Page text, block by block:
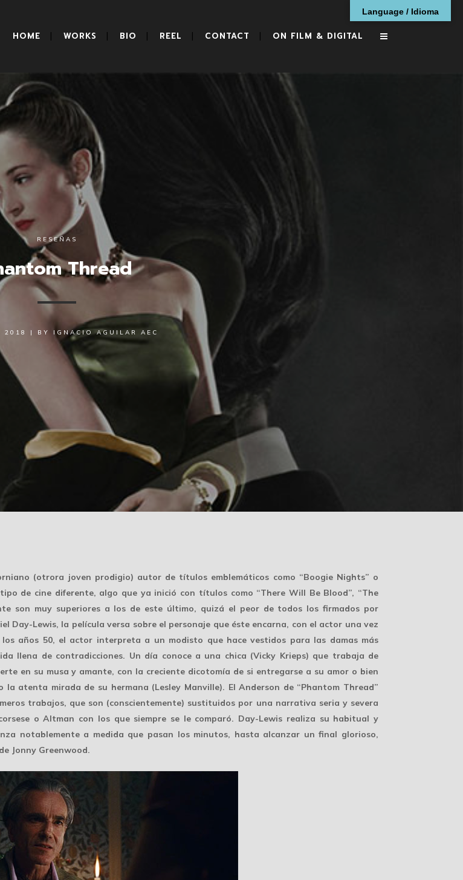
HOME WORKS BIO REEL CONTACT ON FILM & DIGITAL
RESEÑAS
Thread
2018 | BY IGNACIO AGUILAR AEC
(otrora joven prodigio) autor de títulos emblemáticos como “Boogie Nights” o
de cine diferente, algo que ya inició con títulos como “There Will Be Blood”, “The
son muy superiores a los de este último, quizá el peor de todos los firmados por
Day-Lewis, la película versa sobre el personaje que éste encarna, con el actor una vez
años 50, el actor interpreta a un modisto que hace vestidos para las damas más
llena de contradicciones. Un día conoce a una chica (Vicky Krieps) que trabaja de
en su musa y amante, con la creciente dicotomía de si entregarse a su amor o bien
atenta mirada de su hermana (Lesley Manville). El Anderson de “Phantom Thread”
trabajos, que son (conscientemente) sustituidos por una narrativa seria y severa
o Altman con los que siempre se le comparó. Day-Lewis realiza su habitual y
notablemente a medida que pasan los minutos, hasta alcanzar un final glorioso,
Jonny Greenwood.
Language / Idioma